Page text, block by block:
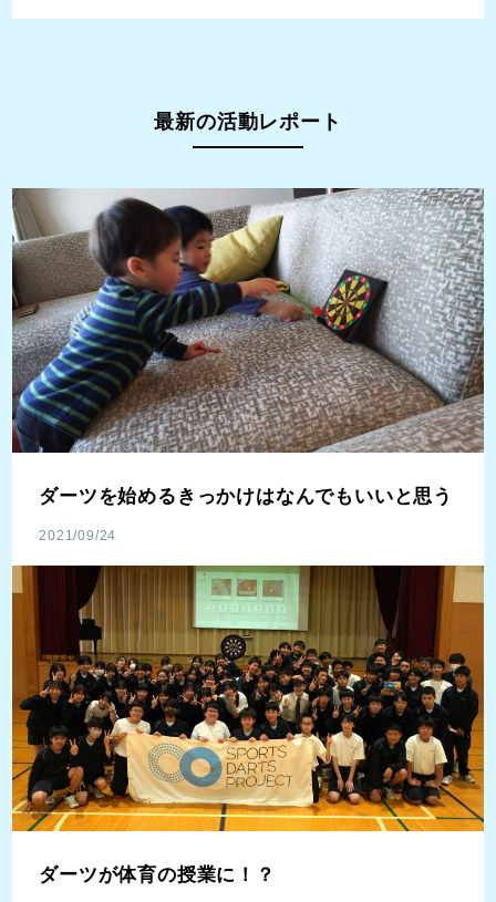
最新の活動レポート
ダーツを始めるきっかけはなんでもいいと思う
2021/09/24
ダーツが体育の授業に！？